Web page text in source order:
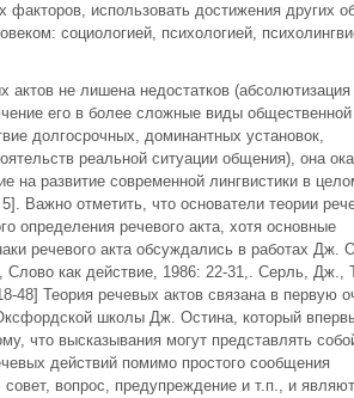
факторов, использовать достижения других
социологией, психологией,
актов не лишена недостатков (абсолютизация
его в более сложные виды общественной
долгосрочных, доминантных установок,
реальной ситуации общения), она
на развитие современной лингвистики в
Важно отметить, что основатели теории
определения речевого акта, хотя основные
речевого акта обсуждались в работах Дж.
как действие, 1986: 22-31,. Серль, Дж.,
48] Теория речевых актов связана в первую
школы Дж. Остина, который
что высказывания могут представлять
действий помимо простого сообщения
вопрос, предупреждение и т.п., и